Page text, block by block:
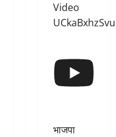
Video
भाजपा